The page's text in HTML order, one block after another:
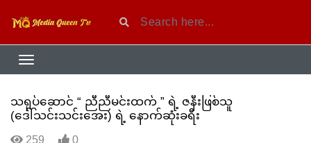
သရုပ်ဆောင် “ ညီညီမင်းထက် ” ရဲ့ ဇနီးဖြစ်သူ
(ဒေါ်သင်းသင်းအေး) ရဲ့ နောက်ဆုံးခရီး
259 0